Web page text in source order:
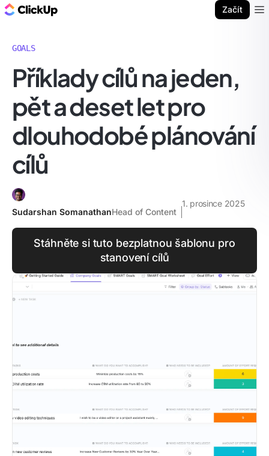
Začít
GOALS
Příklady cílů na jeden,
pět a deset let pro
dlouhodobé plánování
cílů
Sudarshan SomanathanHead of Content
1. prosince 2025
Stáhněte si tuto bezplatnou šablonu pro
stanovení cílů